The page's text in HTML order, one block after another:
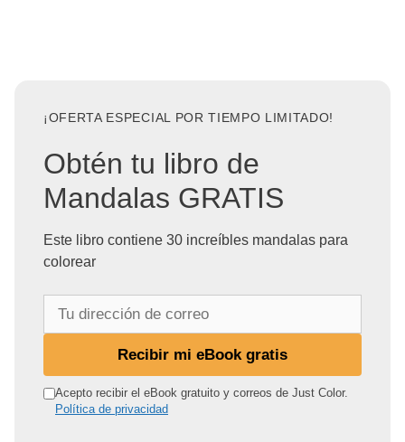
¡OFERTA ESPECIAL POR TIEMPO LIMITADO!
Obtén tu libro de
Mandalas GRATIS
Este libro contiene 30 increíbles mandalas para
colorear
r
Recibir mi eBook gratis
Acepto recibir el eBook gratuito y correos de Just Color.
Política de privacidad